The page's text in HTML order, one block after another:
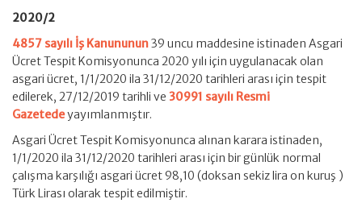
2020/2
4857 sayılı İş Kanununun39 uncu maddesine istinaden Asgari
Ücret Tespit Komisyonunca 2020 yılı için uygulanacak olan
asgari ücret, 1/1/2020 ila 31/12/2020 tarihleri arası için tespit
edilerek, 27/12/2019 tarihli ve 30991 sayılı Resmi
Gazetedeyayımlanmıştır.
Asgari Ücret Tespit Komisyonunca alınan karara istinaden,
1/1/2020 ila 31/12/2020 tarihleri arası için bir günlük normal
çalışma karşılığı asgari ücret 98,10 (doksan sekiz lira on kuruş )
Türk Lirası olarak tespit edilmiştir.